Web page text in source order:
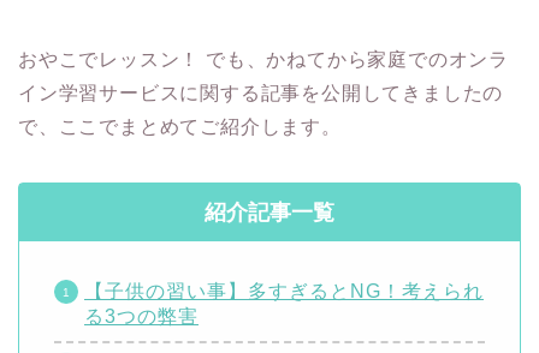
おやこでレッスン！ でも、かねてから家庭でのオンラ
イン学習サービスに関する記事を公開してきましたの
で、ここでまとめてご紹介します。
紹介記事一覧
【子供の習い事】多すぎるとNG！考えられ
る3つの弊害